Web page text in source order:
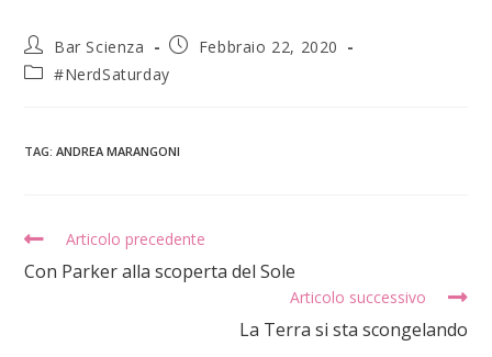
Bar Scienza
Febbraio 22, 2020
#NerdSaturday
TAG:ANDREA MARANGONI
Articolo precedente
Con Parker alla scoperta del Sole
Articolo successivo
La Terra si sta scongelando